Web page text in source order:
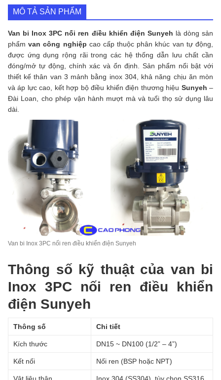
khiển
điện
Sunyeh
số
lượng
MÔ TẢ SẢN PHẨM
Van bi Inox 3PC nối ren điều khiển điện Sunyeh là dòng sản
phẩmvan công nghiệp cao cấp thuộc phân khúc van tự động,
được ứng dụng rộng rãi trong các hệ thống dẫn lưu chất cần
đóng/mở tự động, chính xác và ổn định. Sản phẩm nổi bật với
thiết kế thân van 3 mảnh bằng inox 304, khả năng chịu ăn mòn
và áp lực cao, kết hợp bộ điều khiển điện thương hiệu Sunyeh –
Đài Loan, cho phép vận hành mượt mà và tuổi thọ sử dụng lâu
dài.
Van bi Inox 3PC nối ren điều khiển điện Sunyeh
Thông số kỹ thuật của van bi
Inox 3PC nối ren điều khiển
điện Sunyeh
Thông số Chi tiết
Kích thước DN15 ~ DN100 (1/2” – 4”)
Kết nối Nối ren (BSP hoặc NPT)
Vật liệu thân Inox 304 (SS304), tùy chọn SS316